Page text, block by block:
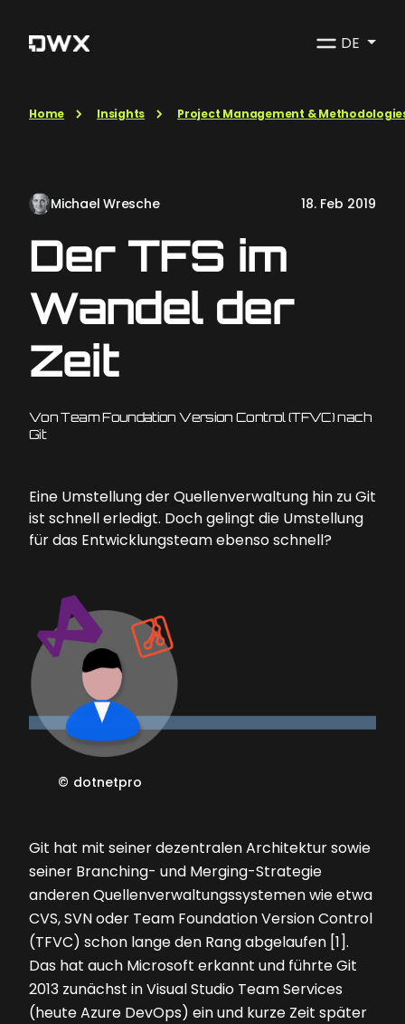
DE
Home Insights Project Management &
Michael Wresche 18. Feb 2019
Der TFS im
Wandel der
Zeit
Von Team Foundation Version Control (TFVC) nach
Git
Eine Umstellung der Quellenverwaltung hin zu Git
ist schnell erledigt. Doch gelingt die Umstellung
für das Entwicklungsteam ebenso schnell?
© dotnetpro
Git hat mit seiner dezentralen Architektur sowie
seiner Branching- und Merging-Strategie
anderen Quellenverwaltungssystemen wie etwa
CVS, SVN oder Team Founda­tion Version Control
(TFVC) schon lange den Rang abgelaufen [1].
Das hat auch Microsoft erkannt und führte Git
2013 zunächst in Visual Studio Team Services
(heute Azure Dev­Ops) ein und kurze Zeit später